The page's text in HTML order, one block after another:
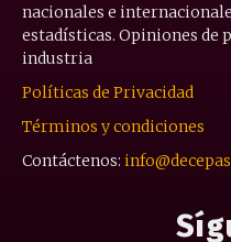
nacionales e
estadísticas. Opiniones de
industria
Políticas de Privacidad
Términos y condiciones
Contáctenos: